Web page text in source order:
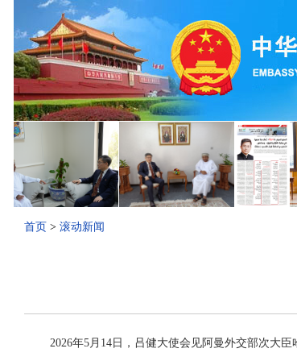
首页 > 滚动新闻
2026年5月14日，吕健大使会见阿曼外交部次大臣